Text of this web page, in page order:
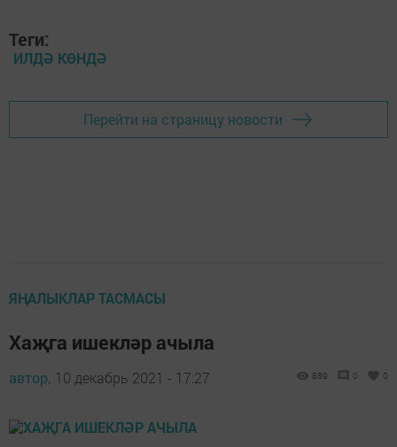
Теги:
ИЛДӘ КӨНДӘ
Перейти на страницу новости
ЯҢАЛЫКЛАР ТАСМАСЫ
Хаҗга ишекләр ачыла
автор, 10 декабрь 2021 - 17:27 889 0 0